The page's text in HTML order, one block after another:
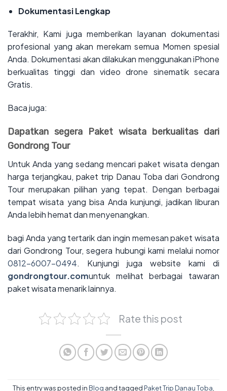
Dokumentasi Lengkap
Terakhir, Kami juga memberikan layanan dokumentasi
profesional yang akan merekam semua Momen spesial
Anda. Dokumentasi akan dilakukan menggunakan iPhone
berkualitas tinggi dan video drone sinematik secara
Gratis.
Baca juga:
Dapatkan segera Paket wisata berkualitas dari
Gondrong Tour
Untuk Anda yang sedang mencari paket wisata dengan
harga terjangkau, paket trip Danau Toba dari Gondrong
Tour merupakan pilihan yang tepat. Dengan berbagai
tempat wisata yang bisa Anda kunjungi, jadikan liburan
Anda lebih hemat dan menyenangkan.
bagi Anda yang tertarik dan ingin memesan paket wisata
dari Gondrong Tour, segera hubungi kami melalui nomor
0812-6007-0494. Kunjungi juga website kami di
gondrongtour.comuntuk melihat berbagai tawaran
paket wisata menarik lainnya.
Rate this post
This entry was posted in Blog and tagged Paket Trip Danau Toba,